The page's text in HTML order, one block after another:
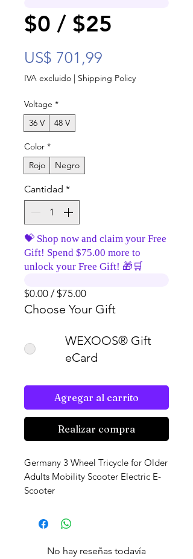
$0 / $25
US$ 701,99
IVA excluido | Shipping Policy
Voltage *
36 V
48 V
Color *
Rojo
Negro
Cantidad *
💝 Shop now and claim your Free
Gift! Spend $75.00 more to
unlock your Free Gift! 🎁🛒
$0.00 / $75.00
Choose Your Gift
WEXOOS® Gift
eCard
Agregar al carrito
Realizar compra
Germany 3 Wheel Tricycle for Older
Adults Mobility Scooter Electric E-
Scooter
No hay reseñas todavía